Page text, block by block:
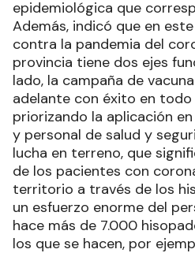
epidemiológica que
Además, indicó que en
contra la pandemia del
provincia tiene dos ejes
lado, la campaña de
adelante con éxito en
priorizando la aplicación
y personal de salud y
lucha en terreno, que
de los pacientes con
territorio a través de los
un esfuerzo enorme del
hace más de 7.000
los que se hacen, por